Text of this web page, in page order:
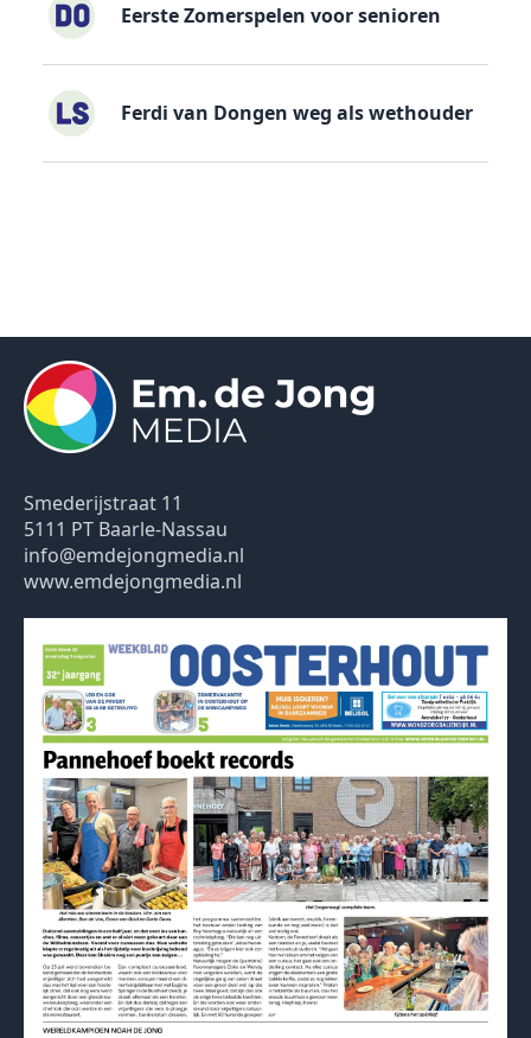
Eerste Zomerspelen voor senioren
Ferdi van Dongen weg als wethouder
Smederijstraat 11
5111 PT Baarle-Nassau
info@emdejongmedia.nl
www.emdejongmedia.nl